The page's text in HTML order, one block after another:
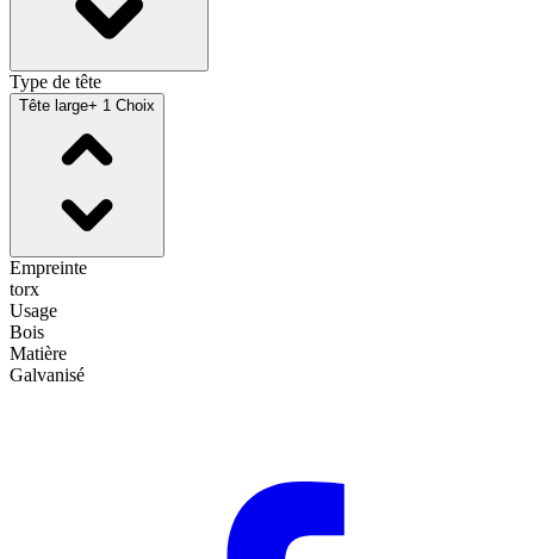
Type de tête
Tête large+ 1 Choix
Empreinte
torx
Usage
Bois
Matière
Galvanisé